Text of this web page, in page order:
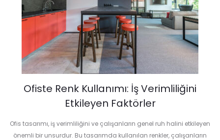
Ofiste Renk Kullanımı: İş Verimliliğini
Etkileyen Faktörler
Ofis tasarımı, iş verimliliğini ve çalışanların genel ruh halini etkileyen
önemli bir unsurdur. Bu tasarımda kullanılan renkler, çalışanların